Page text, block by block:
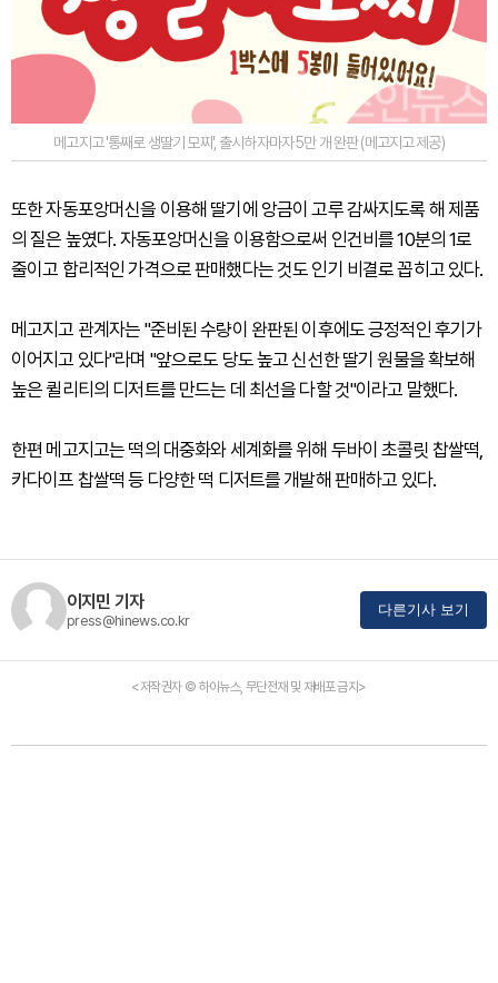
메고지고 '통째로 생딸기 모찌', 출시하자마자 5만 개 완판 (메고지고 제공)
또한 자동포앙머신을 이용해 딸기에 앙금이 고루 감싸지도록 해 제품
의 질은 높였다. 자동포앙머신을 이용함으로써 인건비를 10분의 1로
줄이고 합리적인 가격으로 판매했다는 것도 인기 비결로 꼽히고 있다.
메고지고 관계자는 "준비된 수량이 완판된 이후에도 긍정적인 후기가
이어지고 있다"라며 "앞으로도 당도 높고 신선한 딸기 원물을 확보해
높은 퀼리티의 디저트를 만드는 데 최선을 다할 것"이라고 말했다.
한편 메고지고는 떡의 대중화와 세계화를 위해 두바이 초콜릿 찹쌀떡,
카다이프 찹쌀떡 등 다양한 떡 디저트를 개발해 판매하고 있다.
이지민 기자
press@hinews.co.kr
다른기사 보기
<저작권자 © 하이뉴스, 무단전재 및 재배포 금지>